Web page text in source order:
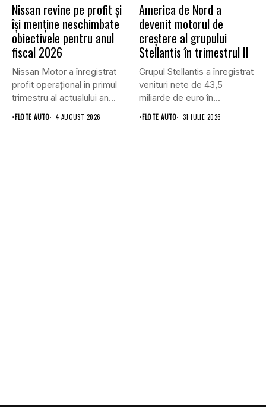
Nissan revine pe profit și
își menține neschimbate
obiectivele pentru anul
fiscal 2026
Nissan Motor a înregistrat
profit operațional în primul
trimestru al actualului an...
•FLOTE AUTO 4 AUGUST 2026
America de Nord a
devenit motorul de
creștere al grupului
Stellantis în trimestrul II
Grupul Stellantis a înregistrat
venituri nete de 43,5
miliarde de euro în...
•FLOTE AUTO 31 IULIE 2026